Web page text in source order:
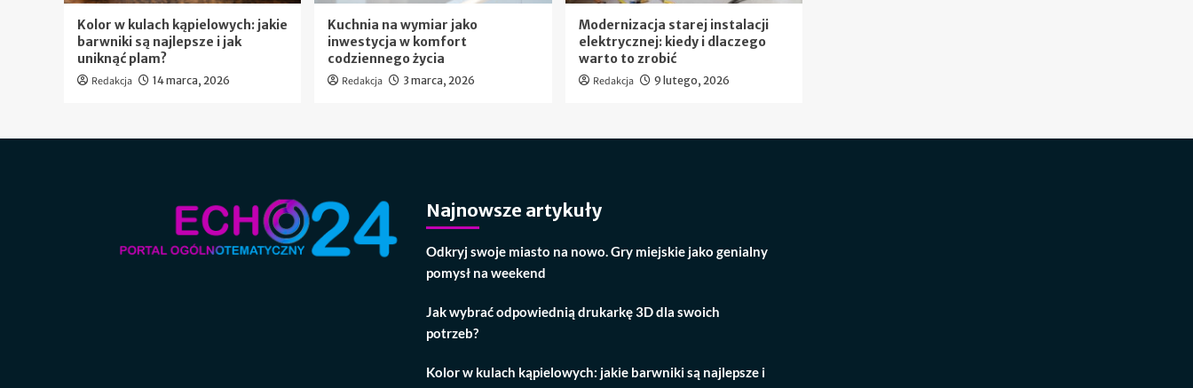
Kolor w kulach kąpielowych: jakie
barwniki są najlepsze i jak
uniknąć plam?
Redakcja 14 marca, 2026
Kuchnia na wymiar jako
inwestycja w komfort
codziennego życia
Redakcja 3 marca, 2026
Modernizacja starej instalacji
elektrycznej: kiedy i dlaczego
warto to zrobić
Redakcja 9 lutego, 2026
Najnowsze artykuły
Odkryj swoje miasto na nowo. Gry miejskie jako genialny
pomysł na weekend
Jak wybrać odpowiednią drukarkę 3D dla swoich
potrzeb?
Kolor w kulach kąpielowych: jakie barwniki są najlepsze i